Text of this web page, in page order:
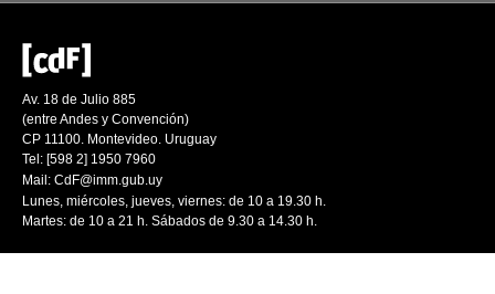
Av. 18 de Julio 885
(entre Andes y Convención)
CP 11100. Montevideo. Uruguay
Tel: [598 2] 1950 7960
Mail: CdF@imm.gub.uy
Lunes, miércoles, jueves, viernes: de 10 a 19.30 h.
Martes: de 10 a 21 h. Sábados de 9.30 a 14.30 h.